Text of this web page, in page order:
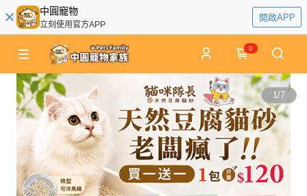
中圓寵物
立刻使用官方APP
開啟APP
0
1/7